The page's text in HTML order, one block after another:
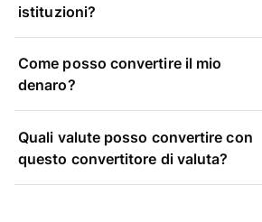
istituzioni?
Come posso convertire il mio
denaro?
Quali valute posso convertire con
questo convertitore di valuta?